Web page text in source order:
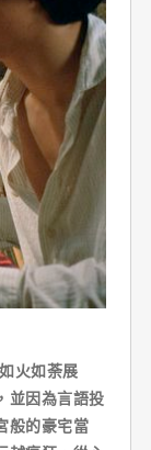
火如荼展
並因為言語投
般的豪宅當